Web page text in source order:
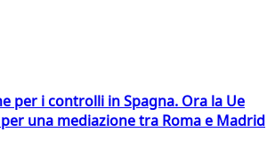
per i controlli in Spagna. Ora la Ue
una mediazione tra Roma e Madrid